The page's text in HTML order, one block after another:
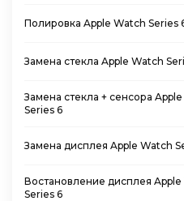
Полировка Apple Watch Series
Замена стекла Apple Watch
Замена стекла + сенсора
Series 6
Замена дисплея Apple Watch
Востановление дисплея Apple
Series 6